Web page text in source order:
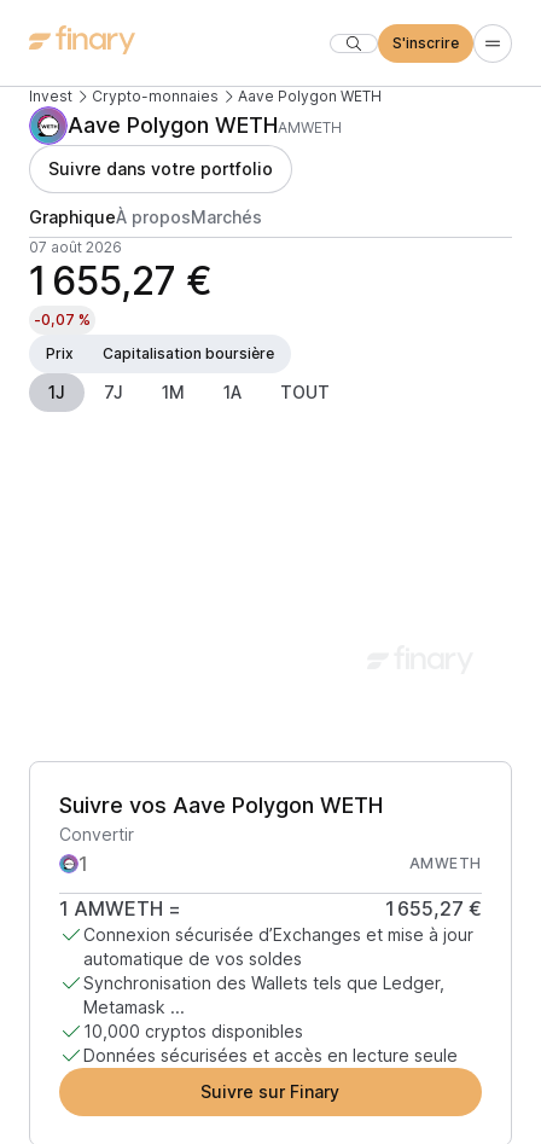
S'inscrire
Invest Crypto-monnaies Aave Polygon WETH
Aave Polygon WETHAMWETH
Suivre dans votre portfolio
GraphiqueÀ proposMarchés
07 août 2026
1 655,27 €
-0,07 %
Prix
Capitalisation boursière
1J 7J 1M 1A TOUT
Suivre vos Aave Polygon WETH
Convertir
AMWETH
1 AMWETH = 1 655,27 €
Connexion sécurisée d’Exchanges et mise à jour
automatique de vos soldes
Synchronisation des Wallets tels que Ledger,
Metamask ...
10,000 cryptos disponibles
Données sécurisées et accès en lecture seule
Suivre sur Finary